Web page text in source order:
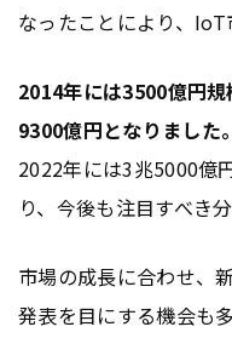
なったことにより、IoT
2014年には3500億円
9300億円となりました。
2022年には3兆5000億
り、今後も注目すべき
市場の成長に合わせ、
発表を目にする機会も